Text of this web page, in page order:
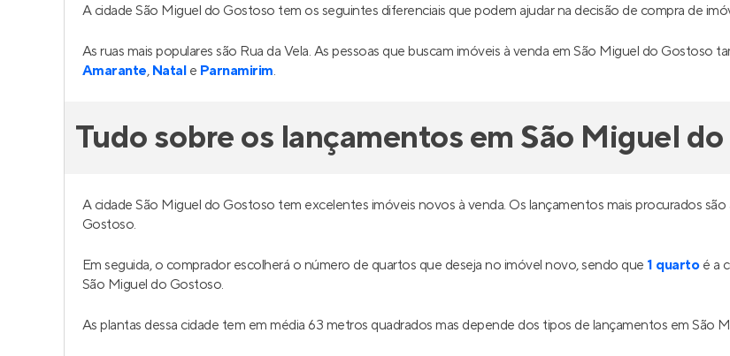
A cidade São Miguel do Gostoso tem os seguintes diferenciais que podem ajudar na decisão de compra de
As ruas mais populares são Rua da Vela. As pessoas que buscam imóveis à venda em São Miguel do Gostoso
Amarante, Natale Parnamirim.
Tudo sobre os lançamentos em São Miguel
A cidade São Miguel do Gostoso tem excelentes imóveis novos à venda. Os lançamentos mais procurados
Gostoso.
Em seguida, o comprador escolherá o número de quartos que deseja no imóvel novo, sendo que 1 quartoé a
São Miguel do Gostoso.
As plantas dessa cidade tem em média 63 metros quadrados mas depende dos tipos de lançamentos em